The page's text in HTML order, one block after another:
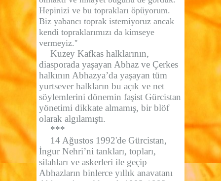
Hepinizi ve bu toprakları öpüyorum.
Biz yabancı toprak istemiyoruz ancak
kendi topraklarımızı da kimseye
vermeyiz.''
Kuzey Kafkas halklarının,
diasporada yaşayan Abhaz ve Çerkes
halkının Abhazya’da yaşayan tüm
yurtsever halkların bu açık ve net
söylemlerini dönemin faşist Gürcistan
yönetimi dikkate almamış, bir blöf
olarak algılamıştı.
***
14 Ağustos 1992'de Gürcistan,
İngur Nehri’ni tankları, topları,
silahları ve askerleri ile geçip
Abhazların binlerce yıllık anavatanı